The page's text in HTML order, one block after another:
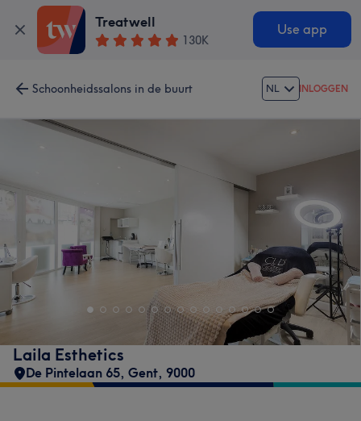
Treatwell
130K
Use app
Schoonheidssalons in de buurt NL INLOGGEN
Laila Esthetics
De Pintelaan 65, Gent, 9000